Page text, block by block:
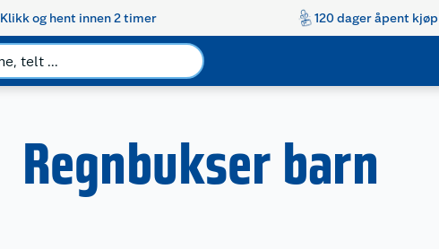
Klikk og hent innen 2 timer 120 dager åpent kjøp
Regnbukser barn